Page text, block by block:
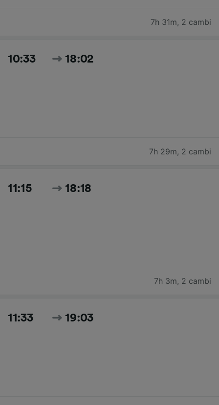
7h 31m, 2 cambi
10:33 18:02
7h 29m, 2 cambi
11:15 18:18
7h 3m, 2 cambi
11:33 19:03